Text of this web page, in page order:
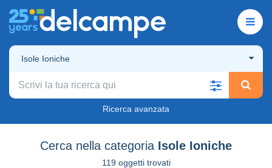
Isole Ioniche
Ricerca avanzata
Cerca nella categoria Isole Ioniche
119 oggetti trovati